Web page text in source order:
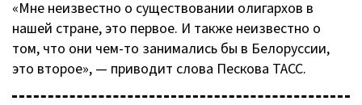
«Мне неизвестно о существовании олигархов в
нашей стране, это первое. И также неизвестно о
том, что они чем-то занимались бы в Белоруссии,
это второе», — приводит слова Пескова ТАСС.